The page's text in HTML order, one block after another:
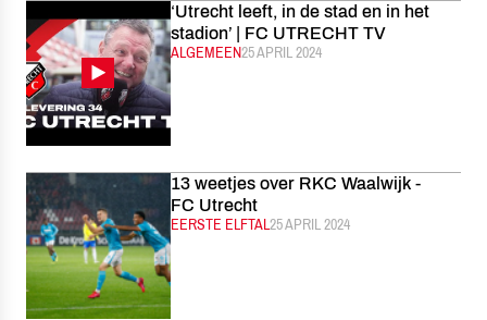
‘Utrecht leeft, in de stad en in het
stadion’ | FC UTRECHT TV
CATEGORIE:
ALGEMEENGEPUBLICEERD:
25 APRIL 2024
13 weetjes over RKC Waalwijk -
FC Utrecht
CATEGORIE:
EERSTE ELFTALGEPUBLICEERD:
25 APRIL 2024